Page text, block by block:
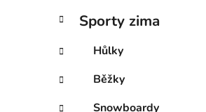
Sporty zima
Hůlky
Běžky
Snowboardy